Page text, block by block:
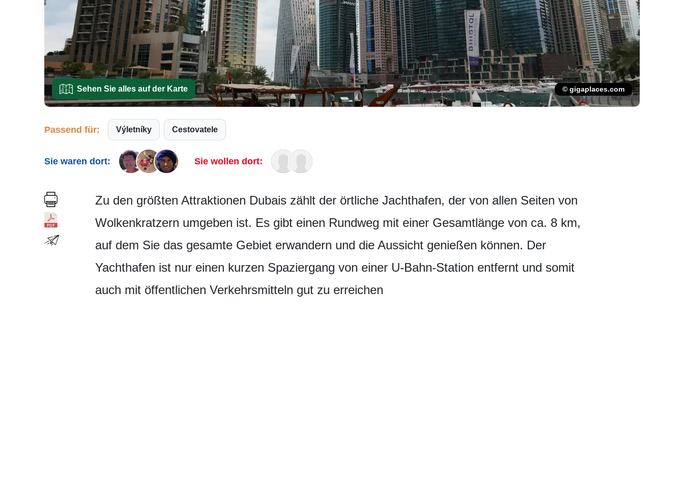
Sehen Sie alles auf der Karte © gigaplaces.com
Passend für: Výletníky Cestovatele
Sie waren dort: Sie wollen dort:
Zu den größten Attraktionen Dubais zählt der örtliche Jachthafen, der von allen Seiten von
Wolkenkratzern umgeben ist. Es gibt einen Rundweg mit einer Gesamtlänge von ca. 8 km,
auf dem Sie das gesamte Gebiet erwandern und die Aussicht genießen können. Der
Yachthafen ist nur einen kurzen Spaziergang von einer U-Bahn-Station entfernt und somit
auch mit öffentlichen Verkehrsmitteln gut zu erreichen